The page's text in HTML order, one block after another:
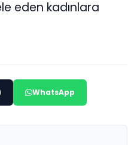
eden kadınlara
WhatsApp